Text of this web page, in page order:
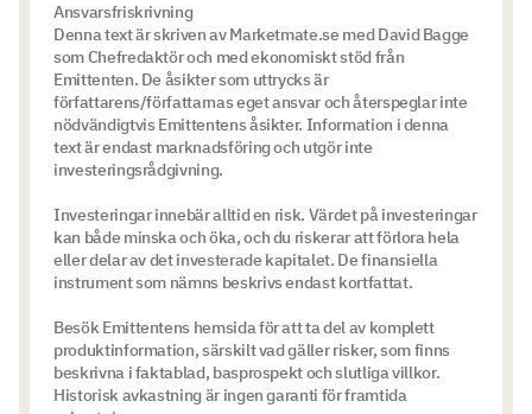
Ansvarsfriskrivning
Denna text är skriven av Marketmate.se med David Bagge
som Chefredaktör och med ekonomiskt stöd från
Emittenten. De åsikter som uttrycks är
författarens/författarnas eget ansvar och återspeglar inte
nödvändigtvis Emittentens åsikter. Information i denna
text är endast marknadsföring och utgör inte
investeringsrådgivning.
Investeringar innebär alltid en risk. Värdet på investeringar
kan både minska och öka, och du riskerar att förlora hela
eller delar av det investerade kapitalet. De finansiella
instrument som nämns beskrivs endast kortfattat.
Besök Emittentens hemsida för att ta del av komplett
produktinformation, särskilt vad gäller risker, som finns
beskrivna i faktablad, basprospekt och slutliga villkor.
Historisk avkastning är ingen garanti för framtida